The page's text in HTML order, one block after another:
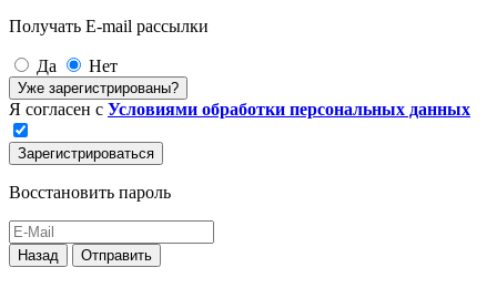
Получать E-mail рассылки
Да Нет
Уже зарегистрированы?
Я согласен с Условиями обработки персональных данных
Зарегистрироваться
Восстановить пароль
Назад Отправить